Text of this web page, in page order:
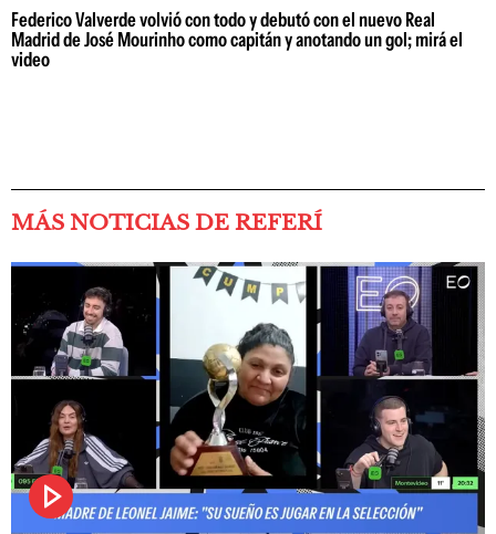
Federico Valverde volvió con todo y debutó con el nuevo Real
Madrid de José Mourinho como capitán y anotando un gol; mirá el
video
MÁS NOTICIAS DE REFERÍ